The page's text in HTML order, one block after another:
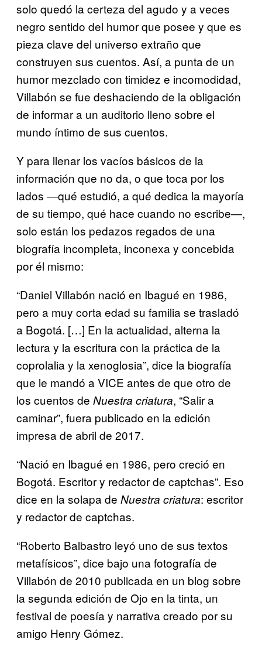
solo quedó la certeza del agudo y a veces
negro sentido del humor que posee y que es
pieza clave del universo extraño que
construyen sus cuentos. Así, a punta de un
humor mezclado con timidez e incomodidad,
Villabón se fue deshaciendo de la obligación
de informar a un auditorio lleno sobre el
mundo íntimo de sus cuentos.
Y para llenar los vacíos básicos de la
información que no da, o que toca por los
lados ―qué estudió, a qué dedica la mayoría
de su tiempo, qué hace cuando no escribe―,
solo están los pedazos regados de una
biografía incompleta, inconexa y concebida
por él mismo:
“Daniel Villabón nació en Ibagué en 1986,
pero a muy corta edad su familia se trasladó
a Bogotá. […] En la actualidad, alterna la
lectura y la escritura con la práctica de la
coprolalia y la xenoglosia”, dice la biografía
que le mandó a VICE antes de que otro de
los cuentos de Nuestra criatura, “Salir a
caminar”, fuera publicado en la edición
impresa de abril de 2017.
“Nació en Ibagué en 1986, pero creció en
Bogotá. Escritor y redactor de captchas”. Eso
dice en la solapa de Nuestra criatura: escritor
y redactor de captchas.
“Roberto Balbastro leyó uno de sus textos
metafísicos”, dice bajo una fotografía de
Villabón de 2010 publicada en un blog sobre
la segunda edición de Ojo en la tinta, un
festival de poesía y narrativa creado por su
amigo Henry Gómez.